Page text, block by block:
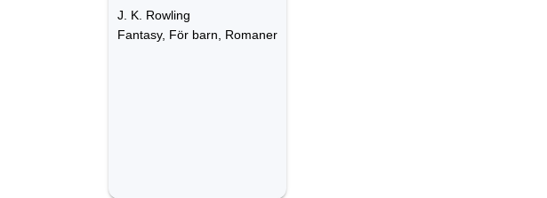
J. K. Rowling
Fantasy, För barn, Romaner